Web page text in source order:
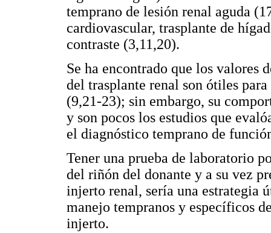
temprano de lesión renal aguda
cardiovascular, trasplante de
contraste (3,11,20).
Se ha encontrado que los valores
del trasplante renal son ótiles
(9,21-23); sin embargo, su
y son pocos los estudios que
el diagnóstico temprano de
Tener una prueba de laboratorio
del riñón del donante y a su vez
injerto renal, sería una estrategia
manejo tempranos y específicos
injerto.